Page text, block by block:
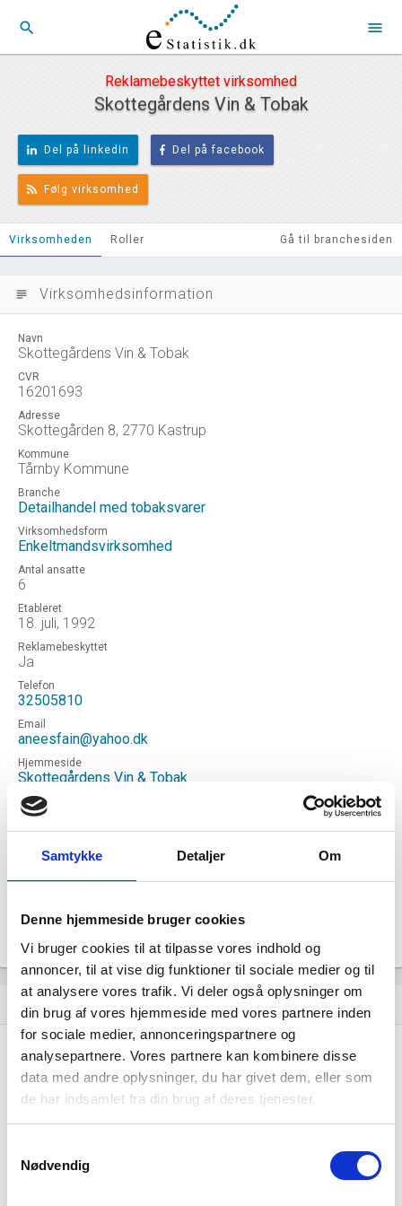
Samtykke Detaljer Om
Denne hjemmeside bruger cookies
Vi bruger cookies til at tilpasse vores indhold og
annoncer, til at vise dig funktioner til sociale medier og til
at analysere vores trafik. Vi deler også oplysninger om
din brug af vores hjemmeside med vores partnere inden
for sociale medier, annonceringspartnere og
analysepartnere. Vores partnere kan kombinere disse
data med andre oplysninger, du har givet dem, eller som
de har indsamlet fra din brug af deres tjenester.
Nødvendig
search menu
Reklamebeskyttet virksomhed
Skottegårdens Vin & Tobak
Del på linkedIn Del på facebook
Følg virksomhed
Virksomheden Roller Gå til branchesiden
subject Virksomhedsinformation
Navn
Skottegårdens Vin & Tobak
CVR
16201693
Adresse
Skottegården 8, 2770 Kastrup
Kommune
Tårnby Kommune
Branche
Detailhandel med tobaksvarer
Virksomhedsform
Enkeltmandsvirksomhed
Antal ansatte
6
Etableret
18. juli, 1992
Reklamebeskyttet
Ja
Telefon
32505810
Email
aneesfain@yahoo.dk
Hjemmeside
Skottegårdens Vin & Tobak
Status
Aktiv
Uoplyst
Formål
Tegningsregel
Udvikling i antal ansatte
20 - 49
20 - 49
100 - 199
100 - 199
200 - 499
200 - 499
500 - 999
500 - 999
1000+
1000+